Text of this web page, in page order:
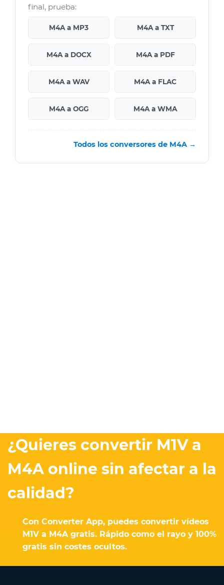
final, prueba:
M4A a MP3 M4A a TXT
M4A a DOCX M4A a PDF
M4A a WAV M4A a FLAC
M4A a OGG M4A a WMA
Todos los conversores de M4A →
¿Quieres convertir M1V a
M4A online sin afectar a la
calidad?
Con Converter App, puedes convertir vídeos
M1V a M4A gratis. Rápido como el rayo y 100%
gratis sin costes ocultos.